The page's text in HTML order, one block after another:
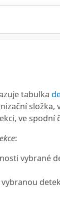
tabulka
ve spodní
:
vybrané